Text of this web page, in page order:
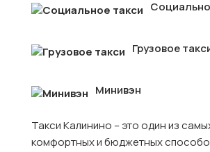
Грузовое
Минивэн
Такси Калинино – это один из
комфортных и бюджетных